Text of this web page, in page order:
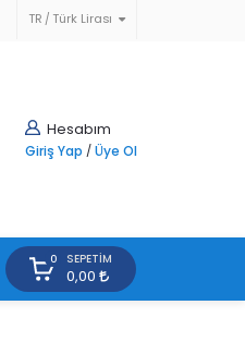
TR Türk Lirası
Hesabım
Giriş Yap / Üye Ol
0 SEPETIM
0,00